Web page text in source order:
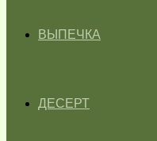
ВЫПЕЧКА
ДЕСЕРТ